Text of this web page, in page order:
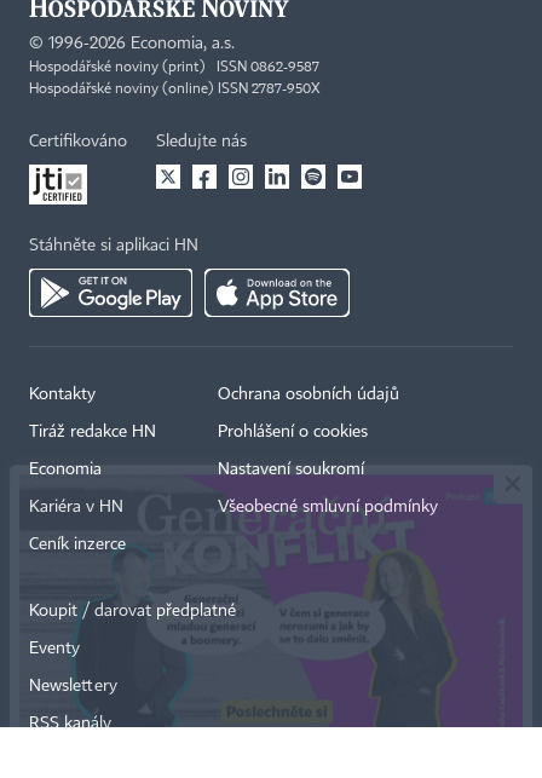
© 1996-2026 Economia, a.s.
Hospodářské noviny (print) ISSN 0862-9587
Hospodářské noviny (online) ISSN 2787-950X
Certifikováno Sledujte nás
Stáhněte si aplikaci HN
Kontakty
Tiráž redakce HN
Economia
Kariéra v HN
Ceník inzerce
Ochrana osobních údajů
Prohlášení o cookies
Nastavení soukromí
Všeobecné smluvní podmínky
Koupit / darovat předplatné
Eventy
Newslettery
RSS kanály